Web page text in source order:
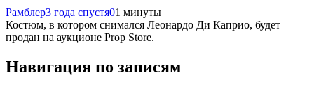
Рамблер3 года спустя01 минуты
Костюм, в котором снимался Леонардо Ди Каприо, будет
продан на аукционе Prop Store.
Навигация по записям